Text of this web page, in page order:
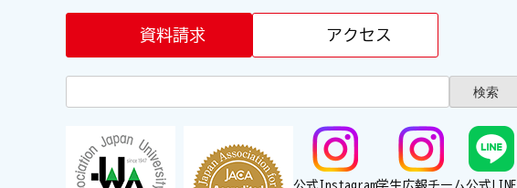
資料請求 アクセス
公式Instagram学生広報チーム公式LINE